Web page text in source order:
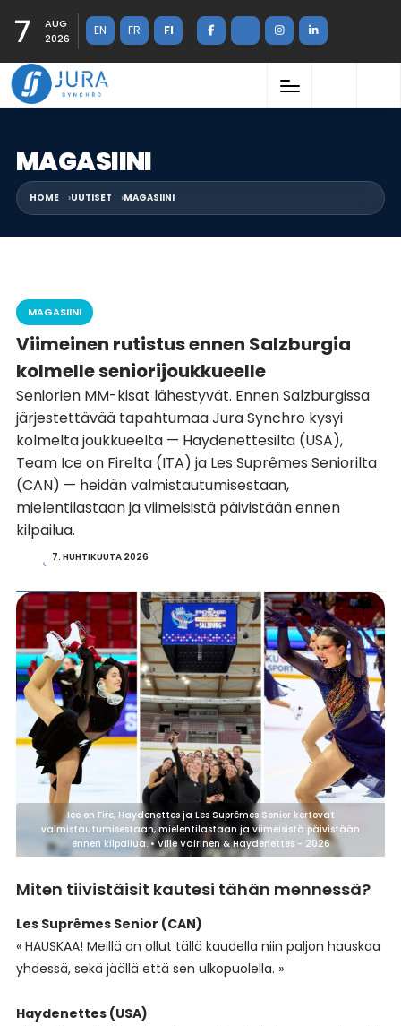
7
AUG
2026
EN FR FI
MAGASIINI
HOME UUTISET MAGASIINI
MAGASIINI
Viimeinen rutistus ennen Salzburgia
kolmelle seniorijoukkueelle
Seniorien MM-kisat lähestyvät. Ennen Salzburgissa
järjestettävää tapahtumaa Jura Synchro kysyi
kolmelta joukkueelta — Haydenettesilta (USA),
Team Ice on Firelta (ITA) ja Les Suprêmes Seniorilta
(CAN) — heidän valmistautumisestaan,
mielentilastaan ja viimeisistä päivistään ennen
kilpailua.
7. HUHTIKUUTA 2026
Ice on Fire, Haydenettes ja Les Suprêmes Senior kertovat
valmistautumisestaan, mielentilastaan ja viimeisistä päivistään
ennen kilpailua. • Ville Vairinen & Haydenettes - 2026
Miten tiivistäisit kautesi tähän mennessä?
Les Suprêmes Senior (CAN)
« HAUSKAA! Meillä on ollut tällä kaudella niin paljon hauskaa
yhdessä, sekä jäällä että sen ulkopuolella. »
Haydenettes (USA)